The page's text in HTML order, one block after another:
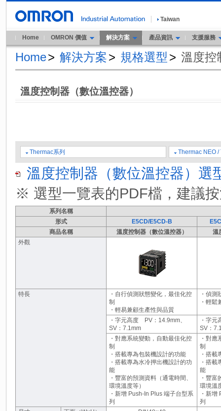
Taiwan
Home OMRON 價值 解決方案 產品資訊 支援服務
Home> 解決方案> 規格選型 > 溫度控
溫度控制器（數位溫控器）
Thermac系列 Thermac NEO /
溫度控制器（數位溫控器）選
※ 選型一覽表的PDF檔，建議
系列名稱
形式
E5CD/E5CD-B
商品名稱
溫度控制器（數位溫控器）
溫
外觀
特長
・自行偵測狀態變化，最佳化控
制
・輕易兼顧生產性與品質
・偵測
・輕鬆
・字元高度 PV：14.9mm、
SV：7.1mm
・字
SV：
・對應系統變動，自動最佳化控
制
・搭載專為包裝機設計的功能
・搭載專為水冷押出機設計的功
能
・豐富的預測資料（通電時間、
環境溫度等）
・新增 Push-In Plus 端子台型系
列
・對應
制
・搭載
・搭載
能
・豐富
環境溫
・新增
列